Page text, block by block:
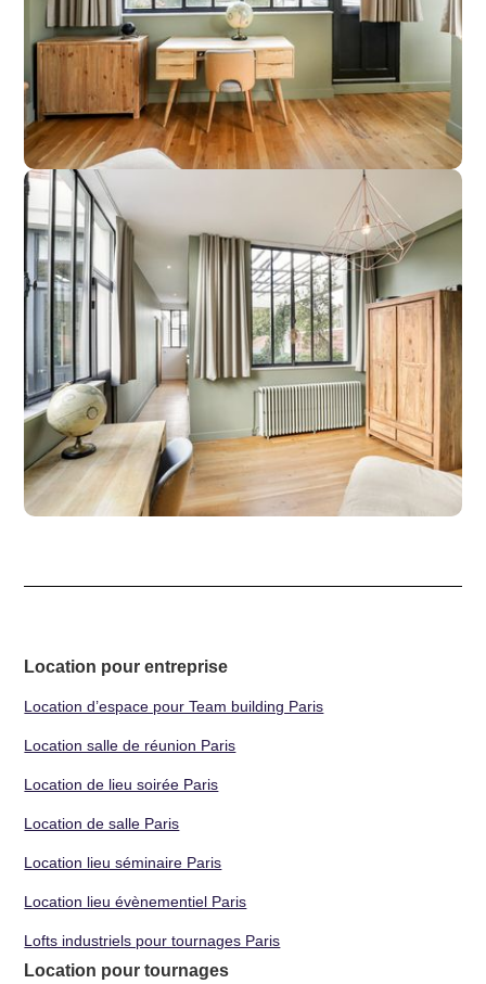
Location pour entreprise
Location d’espace pour Team building Paris
Location salle de réunion Paris
Location de lieu soirée Paris
Location de salle Paris
Location lieu séminaire Paris
Location lieu évènementiel Paris
Lofts industriels pour tournages Paris
Location pour tournages